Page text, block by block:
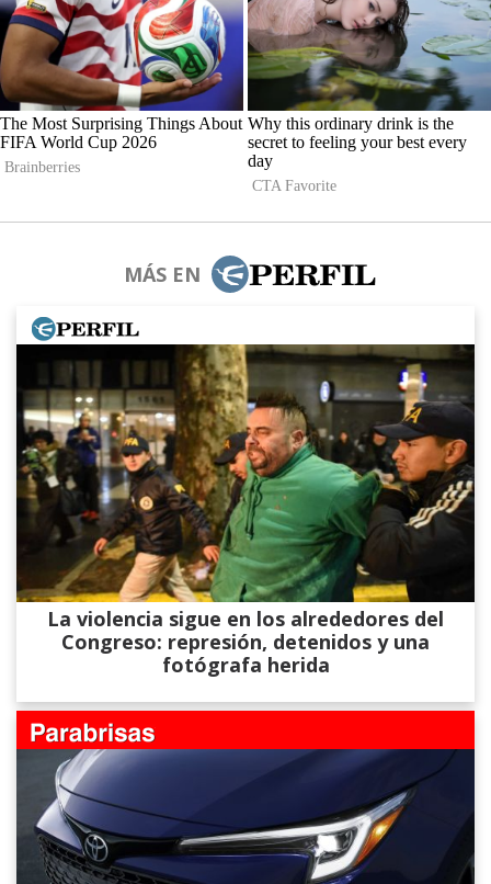
MÁS EN
La violencia sigue en los alrededores del
Congreso: represión, detenidos y una
fotógrafa herida